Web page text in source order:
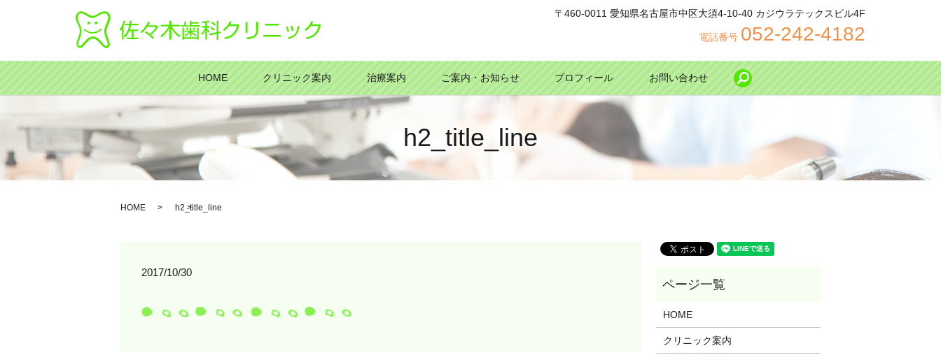
〒460-0011 愛知県名古屋市中区大須4-10-40 カジウラテックスビル4F
電話番号 052-242-4182
HOME クリニック案内 治療案内 ご案内・お知らせ プロフィール お問い合わせ
search
h2_title_line
HOME h2_title_line
2017/10/30
HOME
クリニック案内